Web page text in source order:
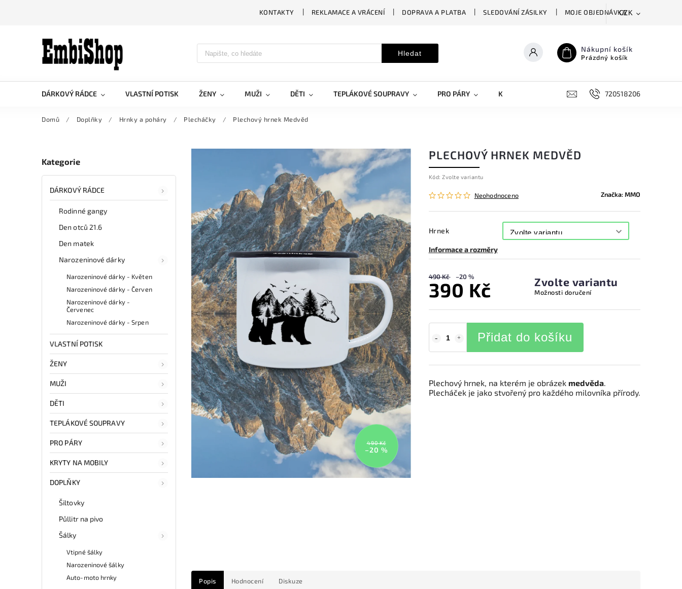
KONTAKTY REKLAMACE A VRÁCENÍ DOPRAVA A PLATBA SLEDOVÁNÍ ZÁSILKY MOJE OBJEDNÁVKACZK
Hledat Nákupní košík
Prázdný košík
DÁRKOVÝ RÁDCE VLASTNÍ POTISK ŽENY MUŽI DĚTI TEPLÁKOVÉ SOUPRAVY PRO PÁRY KRYTY NA MOBILY DOPLŇKY720518206
Domů / Doplňky / Hrnky a poháry / Plecháčky / Plechový hrnek Medvěd
Kategorie
DÁRKOVÝ RÁDCE
Rodinné gangy
Den otců 21.6
Den matek
Narozeninové dárky
Narozeninové dárky - Květen
Narozeninové dárky - Červen
Narozeninové dárky -
Červenec
Narozeninové dárky - Srpen
VLASTNÍ POTISK
ŽENY
MUŽI
DĚTI
TEPLÁKOVÉ SOUPRAVY
PRO PÁRY
KRYTY NA MOBILY
DOPLŇKY
Šiltovky
Půllitr na pivo
Šálky
Vtipné šálky
Narozeninové šálky
Auto-moto hrnky
490 Kč
–20 %
PLECHOVÝ HRNEK MEDVĚD
Kód: Zvolte variantu
Neohodnoceno Značka:MMO
Hrnek
Informace a rozměry
490 Kč –20 %
390 Kč Zvolte variantu
Možnosti doručení
Přidat do košíku
Plechový hrnek, na kterém je obrázek medvěda.
Plecháček je jako stvořený pro každého milovníka přírody.
Popis Hodnocení Diskuze